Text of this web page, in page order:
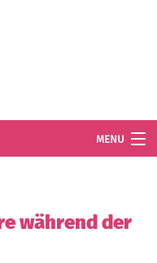
MENU
während der